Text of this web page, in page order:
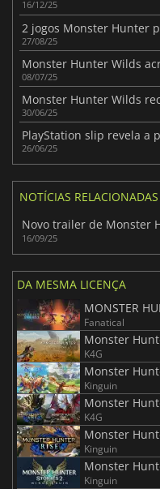
16/12/25
27/08/25
08/07/25
30/06/25
26/06/25
NOTÍCIAS RELACIONADAS
16/09/25
DA MESMA LICENÇA
Fanatical
Monster
K4G
Monster
Kinguin
Monster
K4G
Monster
Kinguin
Monster
Kinguin